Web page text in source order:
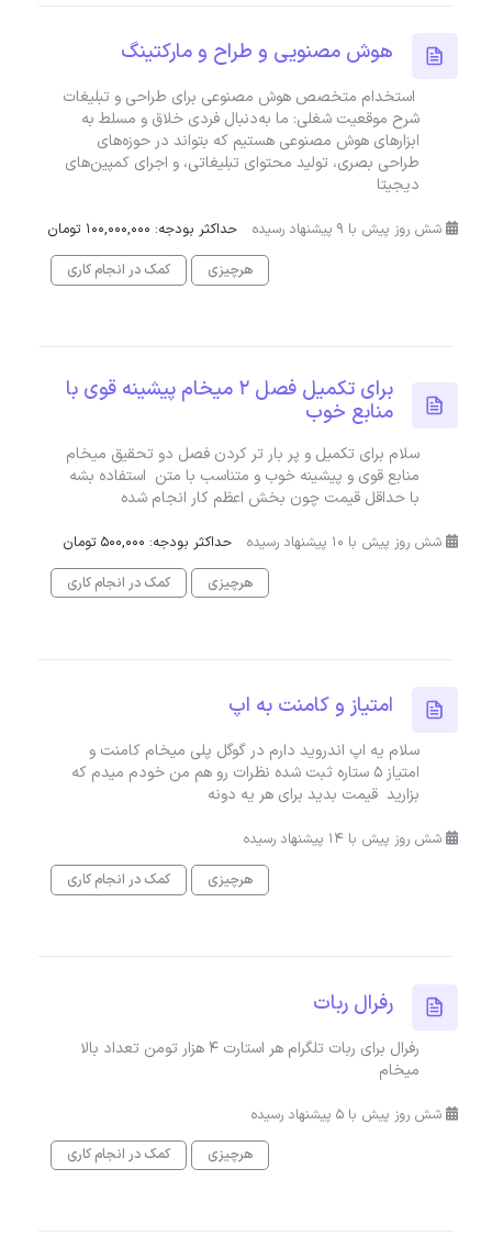
هوش مصنویی و طراح و مارکتینگ
استخدام متخصص هوش مصنوعی برای طراحی و تبلیغات
شرح موقعیت شغلی: ما به‌دنبال فردی خلاق و مسلط به
ابزارهای هوش مصنوعی هستیم که بتواند در حوزه‌های
طراحی بصری، تولید محتوای تبلیغاتی، و اجرای کمپین‌های
دیجیتا
شش روز پیش با 9 پیشنهاد رسیده
حداکثر بودجه: 100,000,000 تومان
هرچیزی
کمک در انجام کاری
برای تکمیل فصل ۲ میخام پیشینه قوی با
منابع خوب
سلام برای تکمیل و پر بار تر کردن فصل دو تحقیق میخام
منابع قوی و پیشینه خوب و متناسب با متن استفاده بشه
با حداقل قیمت چون بخش اعظم کار انجام شده
شش روز پیش با 10 پیشنهاد رسیده
حداکثر بودجه: 500,000 تومان
هرچیزی
کمک در انجام کاری
امتیاز و کامنت به اپ
سلام یه اپ اندروید دارم در گوگل پلی میخام کامنت و
امتیاز ۵ ستاره ثبت شده نظرات رو هم من خودم میدم که
بزارید قیمت بدید برای هر یه دونه
شش روز پیش با 14 پیشنهاد رسیده
هرچیزی
کمک در انجام کاری
رفرال ربات
رفرال برای ربات تلگرام هر استارت 4 هزار تومن تعداد بالا
میخام
شش روز پیش با 5 پیشنهاد رسیده
هرچیزی
کمک در انجام کاری